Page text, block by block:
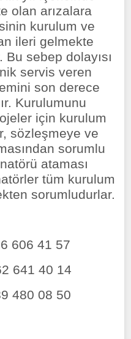
olan arızalara
kurulum ve
ileri gelmekte
sebep dolayısı
servis veren
son derece
Kurulumunu
için kurulum
sözleşmeye ve
sorumlu
ataması
tüm kurulum
sorumludurlar.
606 41 57
641 40 14
08 50